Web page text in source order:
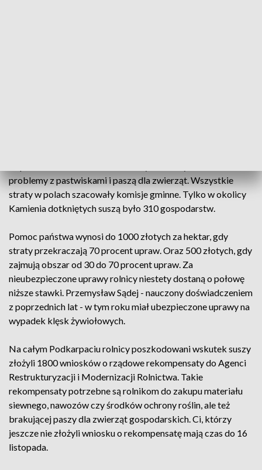
problemy z pastwiskami i paszą dla zwierząt. Wszystkie
straty w polach szacowały komisje gminne. Tylko w okolicy
Kamienia dotkniętych suszą było 310 gospodarstw.
Pomoc państwa wynosi do 1000 złotych za hektar, gdy
straty przekraczają 70 procent upraw. Oraz 500 złotych, gdy
zajmują obszar od 30 do 70 procent upraw. Za
nieubezpieczone uprawy rolnicy niestety dostaną o połowę
niższe stawki. Przemysław Sądej - nauczony doświadczeniem
z poprzednich lat - w tym roku miał ubezpieczone uprawy na
wypadek klęsk żywiołowych.
Na całym Podkarpaciu rolnicy poszkodowani wskutek suszy
złożyli 1800 wniosków o rządowe rekompensaty do Agenci
Restrukturyzacji i Modernizacji Rolnictwa. Takie
rekompensaty potrzebne są rolnikom do zakupu materiału
siewnego, nawozów czy środków ochrony roślin, ale też
brakującej paszy dla zwierząt gospodarskich. Ci, którzy
jeszcze nie złożyli wniosku o rekompensatę mają czas do 16
listopada.